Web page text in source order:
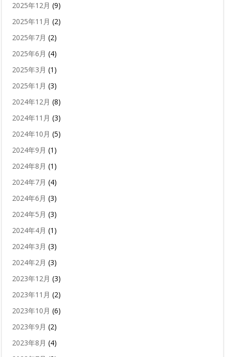
2025年12月 (9)
2025年11月 (2)
2025年7月 (2)
2025年6月 (4)
2025年3月 (1)
2025年1月 (3)
2024年12月 (8)
2024年11月 (3)
2024年10月 (5)
2024年9月 (1)
2024年8月 (1)
2024年7月 (4)
2024年6月 (3)
2024年5月 (3)
2024年4月 (1)
2024年3月 (3)
2024年2月 (3)
2023年12月 (3)
2023年11月 (2)
2023年10月 (6)
2023年9月 (2)
2023年8月 (4)